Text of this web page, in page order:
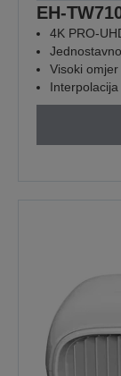
EH-
4K PRO-
Visoki